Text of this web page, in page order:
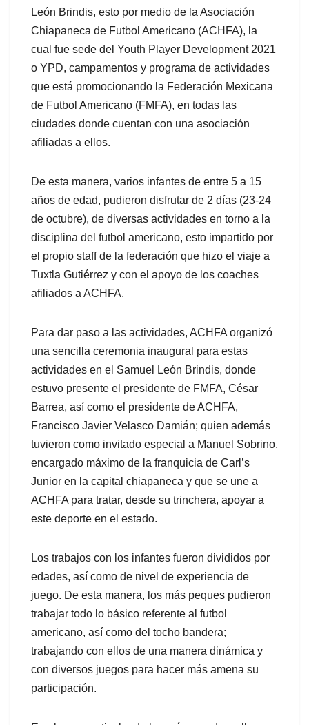
León Brindis, esto por medio de la Asociación
Chiapaneca de Futbol Americano (ACHFA), la
cual fue sede del Youth Player Development 2021
o YPD, campamentos y programa de actividades
que está promocionando la Federación Mexicana
de Futbol Americano (FMFA), en todas las
ciudades donde cuentan con una asociación
afiliadas a ellos.
De esta manera, varios infantes de entre 5 a 15
años de edad, pudieron disfrutar de 2 días (23-24
de octubre), de diversas actividades en torno a la
disciplina del futbol americano, esto impartido por
el propio staff de la federación que hizo el viaje a
Tuxtla Gutiérrez y con el apoyo de los coaches
afiliados a ACHFA.
Para dar paso a las actividades, ACHFA organizó
una sencilla ceremonia inaugural para estas
actividades en el Samuel León Brindis, donde
estuvo presente el presidente de FMFA, César
Barrea, así como el presidente de ACHFA,
Francisco Javier Velasco Damián; quien además
tuvieron como invitado especial a Manuel Sobrino,
encargado máximo de la franquicia de Carl’s
Junior en la capital chiapaneca y que se une a
ACHFA para tratar, desde su trinchera, apoyar a
este deporte en el estado.
Los trabajos con los infantes fueron divididos por
edades, así como de nivel de experiencia de
juego. De esta manera, los más peques pudieron
trabajar todo lo básico referente al futbol
americano, así como del tocho bandera;
trabajando con ellos de una manera dinámica y
con diversos juegos para hacer más amena su
participación.